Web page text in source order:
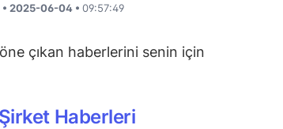
• 2025-06-04 • 09:57:49
çıkan haberlerini senin için
Haberleri